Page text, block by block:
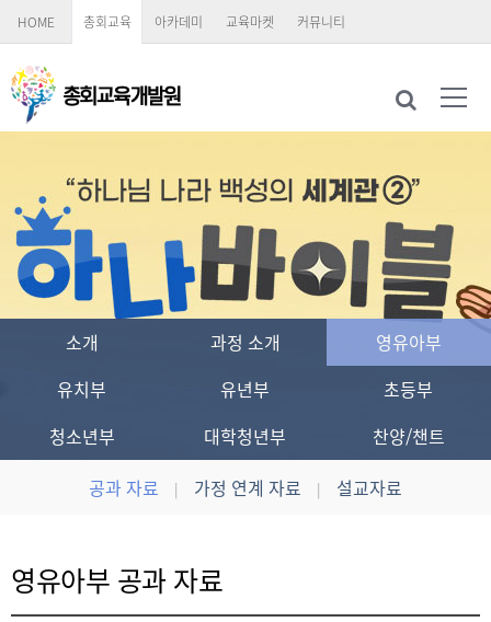
HOME 총회교육 아카데미 교육마켓 커뮤니티
소개 과정 소개
영유아부
유치부
유년부
초등부
청소년부
대학청년부
찬양/챈트
공과 자료
| 가정 연계 자료 | 설교자료
영유아부 공과 자료